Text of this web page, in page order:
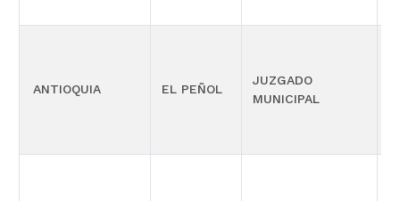
ANTIOQUIA EL PEÑOL
JUZGADO
MUNICIPAL